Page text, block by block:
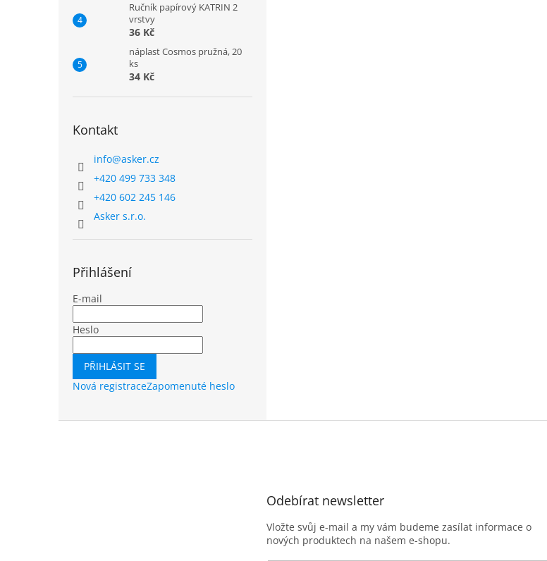
Ručník papírový KATRIN 2
vrstvy
36 Kč
náplast Cosmos pružná, 20
ks
34 Kč
Kontakt
info@asker.cz
+420 499 733 348
+420 602 245 146
Asker s.r.o.
Přihlášení
E-mail
Heslo
PŘIHLÁSIT SE
Nová registraceZapomenuté heslo
Odebírat newsletter
Vložte svůj e-mail a my vám budeme zasílat informace o
nových produktech na našem e-shopu.